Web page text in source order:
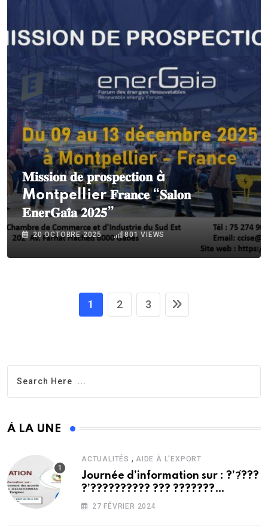
𝐌𝐢𝐬𝐬𝐢𝐨𝐧 𝐝𝐞 𝐩𝐫𝐨𝐬𝐩𝐞𝐜𝐭𝐢𝐨𝐧 à
Montpellier 𝐅𝐫𝐚𝐧𝐜𝐞 “𝐒𝐚𝐥𝐨𝐧
𝐄𝐧𝐞𝐫𝐆𝐚𝐢̈𝐚 𝟐𝟎𝟐𝟓”
20 OCTOBRE 2025 801 VIEWS
1 2 3
À LA UNE
ACTUALITÉS , AIDE À L’EXPORT
Journée d’information sur : ?’?́???
?’?????????? ??? ???????
??????????? ??????/?????? ?? ???
27 FÉVRIER 2024